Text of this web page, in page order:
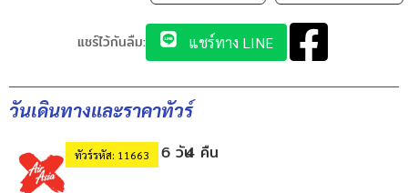
แชร์ไว้กันลืม: แชร์ทาง LINE
วันเดินทางและราคาทัวร์
ทัวร์รหัส: 11663 6 วัน4 คืน